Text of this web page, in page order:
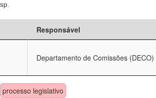
Responsável
Departamento de Comissões (DECO)
processo legislativo